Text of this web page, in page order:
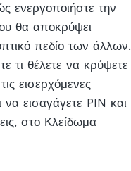
την
θα αποκρύψει
πεδίο των άλλων.
τι θέλετε να κρύψετε
εισερχόμενες
να εισαγάγετε PIN και
στο Κλείδωμα